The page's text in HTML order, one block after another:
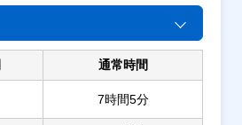
通常時間
7時間5分